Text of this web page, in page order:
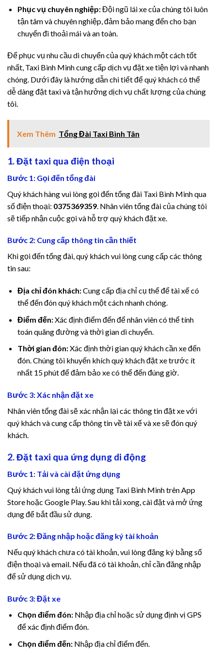
satın al
panel
panel
panel
panel
panel
panel
panel
panel
panel
panel
panel
panel
panel
panel
panel
panel
panel
panel
panel
panel
oku
satın al
Panel
Phục vụ chuyên nghiệp:Đội ngũ lái xe của chúng tôi luôn
tận tâm và chuyên nghiệp, đảm bảo mang đến cho bạn
chuyến đi thoải mái và an toàn.
Để phục vụ nhu cầu di chuyển của quý khách một cách tốt
nhất, Taxi Bình Minh cung cấp dịch vụ đặt xe tiện lợi và nhanh
chóng. Dưới đây là hướng dẫn chi tiết để quý khách có thể
dễ dàng đặt taxi và tận hưởng dịch vụ chất lượng của chúng
tôi.
Xem Thêm Tổng Đài Taxi Bình Tân
1. Đặt taxi qua điện thoại
Bước 1: Gọi đến tổng đài
Quý khách hàng vui lòng gọi đến tổng đài Taxi Bình Minh qua
số điện thoại: 0375369359 . Nhân viên tổng đài của chúng tôi
sẽ tiếp nhận cuộc gọi và hỗ trợ quý khách đặt xe.
Bước 2: Cung cấp thông tin cần thiết
Khi gọi đến tổng đài, quý khách vui lòng cung cấp các thông
tin sau:
Địa chỉ đón khách:Cung cấp địa chỉ cụ thể để tài xế có
thể đến đón quý khách một cách nhanh chóng.
Điểm đến:Xác định điểm đến để nhân viên có thể tính
toán quãng đường và thời gian di chuyển.
Thời gian đón:Xác định thời gian quý khách cần xe đến
đón. Chúng tôi khuyến khích quý khách đặt xe trước ít
nhất 15 phút để đảm bảo xe có thể đến đúng giờ.
Bước 3: Xác nhận đặt xe
Nhân viên tổng đài sẽ xác nhận lại các thông tin đặt xe với
quý khách và cung cấp thông tin về tài xế và xe sẽ đón quý
khách.
2. Đặt taxi qua ứng dụng di động
Bước 1: Tải và cài đặt ứng dụng
Quý khách vui lòng tải ứng dụng Taxi Bình Minh trên App
Store hoặc Google Play. Sau khi tải xong, cài đặt và mở ứng
dụng để bắt đầu sử dụng.
Bước 2: Đăng nhập hoặc đăng ký tài khoản
Nếu quý khách chưa có tài khoản, vui lòng đăng ký bằng số
điện thoại và email. Nếu đã có tài khoản, chỉ cần đăng nhập
để sử dụng dịch vụ.
Bước 3: Đặt xe
Chọn điểm đón:Nhập địa chỉ hoặc sử dụng định vị GPS
để xác định điểm đón.
Chọn điểm đến:Nhập địa chỉ điểm đến.